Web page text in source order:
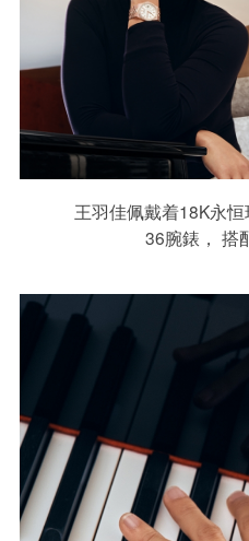
王羽佳佩戴着18K永
36腕錶， 搭